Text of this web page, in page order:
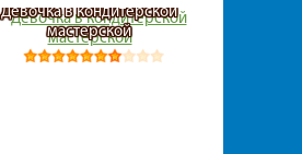
Девочка в кондитерской
мастерской